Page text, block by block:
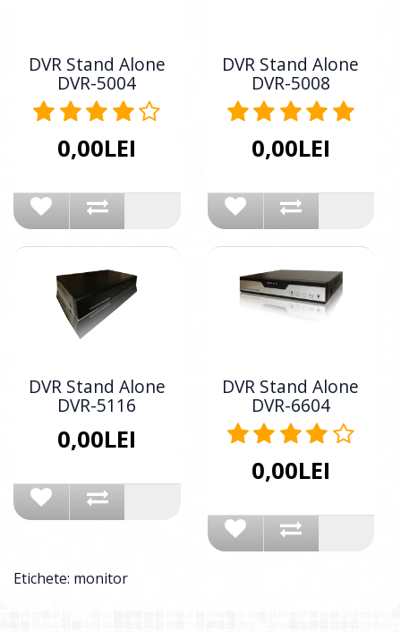
DVR Stand Alone
DVR-5004
0,00LEI
DVR Stand Alone
DVR-5008
0,00LEI
DVR Stand Alone
DVR-5116
0,00LEI
DVR Stand Alone
DVR-6604
0,00LEI
Etichete: monitor